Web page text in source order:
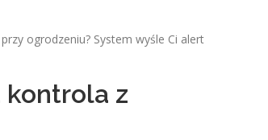
ogrodzeniu? System wyśle Ci alert
z